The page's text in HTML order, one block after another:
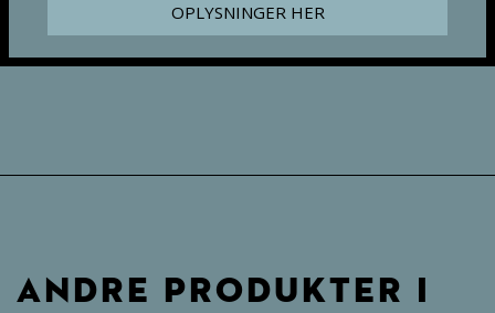
OPLYSNINGER HER
ANDRE PRODUKTER I